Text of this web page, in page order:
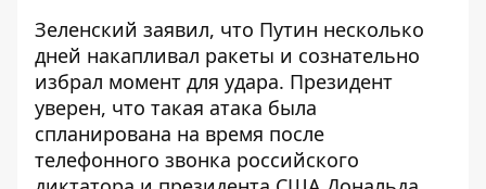
Зеленский заявил, что Путин несколько
дней накапливал ракеты и сознательно
избрал момент для удара. Президент
уверен, что такая атака была
спланирована на время после
телефонного звонка российского